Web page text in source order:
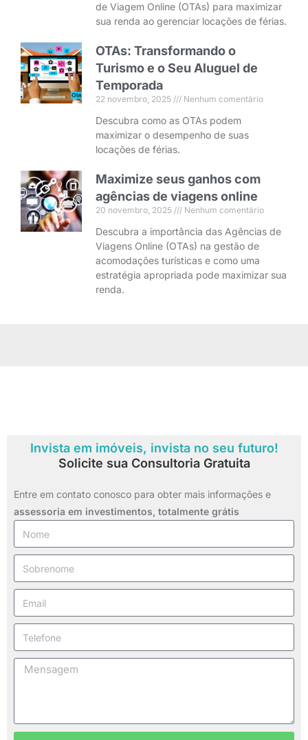
de Viagem Online (OTAs) para maximizar
sua renda ao gerenciar locações de férias.
OTAs: Transformando o
Turismo e o Seu Aluguel de
Temporada
22 novembro, 2025 Nenhum comentário
Descubra como as OTAs podem
maximizar o desempenho de suas
locações de férias.
Maximize seus ganhos com
agências de viagens online
20 novembro, 2025 Nenhum comentário
Descubra a importância das Agências de
Viagens Online (OTAs) na gestão de
acomodações turísticas e como uma
estratégia apropriada pode maximizar sua
renda.
Invista em imóveis, invista no seu futuro!
Solicite sua Consultoria Gratuita
Entre em contato conosco para obter mais informações e
assessoria em investimentos, totalmente grátis